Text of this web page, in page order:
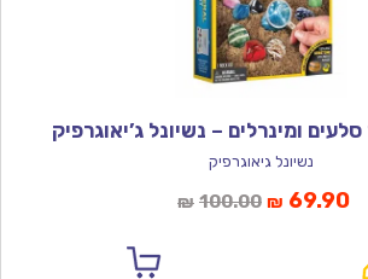
ומינרלים – נשיונל ג’יאוגרפיק
נשיונל גיאוגרפיק
₪ 100.00המחיר
₪ 69.90